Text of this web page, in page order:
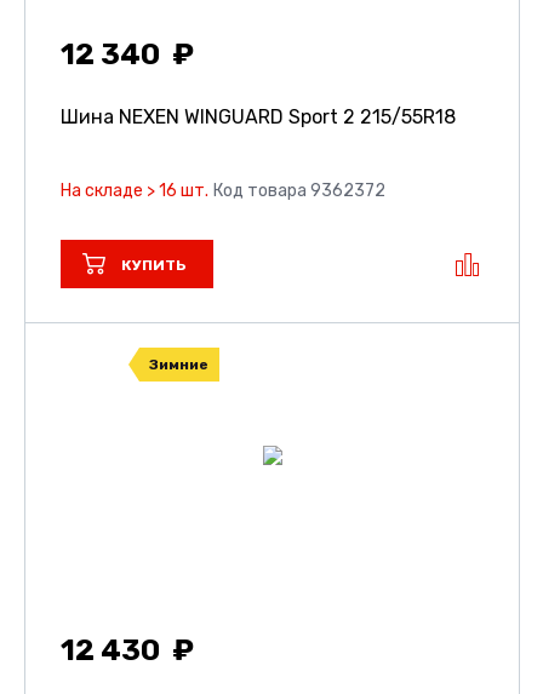
12 340
Шина NEXEN WINGUARD Sport 2 215/55R18
На складе > 16 шт. Код товара 9362372
КУПИТЬ
Зимние
12 430